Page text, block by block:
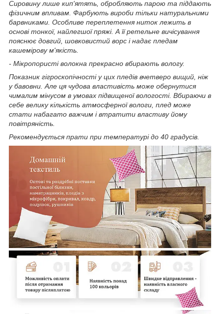
Сировину лише кип'ятять, обробляють парою та піддають
фізичним впливам. Фарбують вироби тільки натуральними
барвниками. Особливе переплетення ниток лежить в
основі тонкої, найлегшої пряжі. А її ретельне вичісування
пояснює довгий, шовковистий ворс і надає пледам
кашемірову м'якість.
- Мікропористі волокна прекрасно вбирають вологу.
Показник гігроскопічності у цих пледів вчетверо вищий, ніж
у бавовни. Але ця чудова властивість може обернутися
чималим мінусом в умовах підвищеної вологості. Вбираючи в
себе велику кількість атмосферної вологи, плед може
стати набагато важчим і втратити властиву йому
повітряність.
Рекомендується прати при температурі до 40 градусів.